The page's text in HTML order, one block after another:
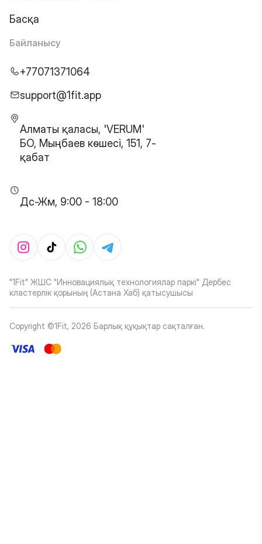
Басқа
Байланысу
+77071371064
support@1fit.app
Алматы қаласы, 'VERUM'
БО, Мыңбаев көшесі, 151, 7-
қабат
Дс-Жм, 9:00 - 18:00
"1Fit" ЖШС "Инновациялық технологиялар паркі" Дербес
кластерлік қорының (Астана Хаб) қатысушысы
Copyright ©1Fit, 2026 Барлық құқықтар сақталған.